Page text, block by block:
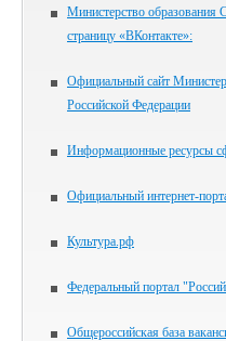
Министерство образования
страницу «ВКонтакте»:
Официальный сайт
Российской Федерации
Информационные ресурсы
Официальный интернет-
Культура.рф
Федеральный портал
Общероссийская база